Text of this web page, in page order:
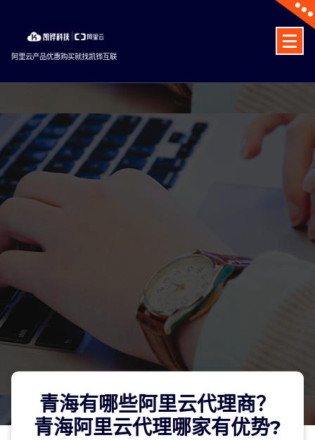
content
阿里云产品优惠购买就找凯铧互联
青海有哪些阿里云代理商？
青海阿里云代理哪家有优势?